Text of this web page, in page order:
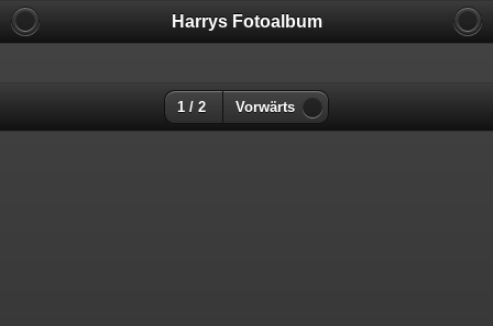
Harrys Fotoalbum
1 / 2 Vorwärts